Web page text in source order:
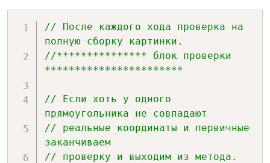
// После каждого хода проверка на
полную сборку картинки.
//*************** блок проверки
***********************
// Если хоть у одного
прямоугольника не совпадают
// реальные координаты и первичные
заканчиваем
// проверку и выходим из метода.